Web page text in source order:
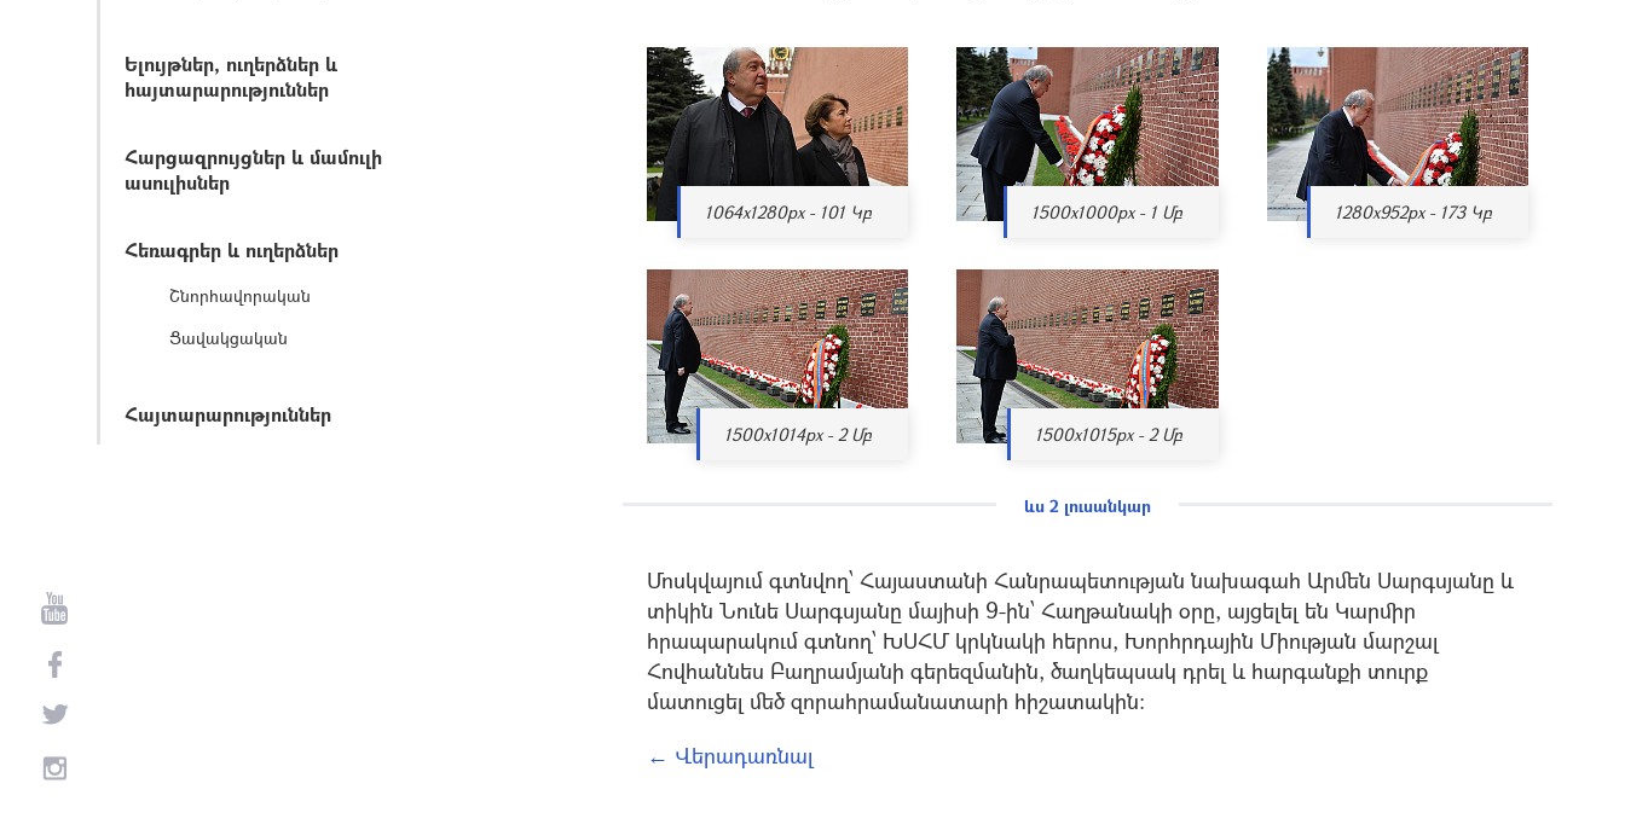
Ելույթներ, ուղերձներ և
հայտարարություններ
Հարցազրույցներ և մամուլի
ասուլիսներ
Հեռագրեր և ուղերձներ
Շնորհավորական
Ցավակցական
Հայտարարություններ
1064x1280px - 101 Կբ 1500x1000px - 1 Մբ 1280x952px - 173 Կբ
1500x1014px - 2 Մբ 1500x1015px - 2 Մբ
ևս 2 լուսանկար
Մոսկվայում գտնվող՝ Հայաստանի Հանրապետության նախագահ Արմեն Սարգսյանը և
տիկին Նունե Սարգսյանը մայիսի 9-ին՝ Հաղթանակի օրը, այցելել են Կարմիր
հրապարակում գտնող՝ ԽՍՀՄ կրկնակի հերոս, Խորհրդային Միության մարշալ
Հովհաննես Բաղրամյանի գերեզմանին, ծաղկեպսակ դրել և հարգանքի տուրք
մատուցել մեծ զորահրամանատարի հիշատակին:
← Վերադառնալ